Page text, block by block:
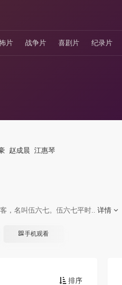
片 战争片 喜剧片 纪录片
赵成晨 江惠琴
名叫伍六七。伍六七平时.. 详情
手机观看
排序